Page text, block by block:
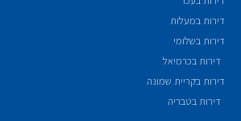
דירות במעלות
דירות בשלומי
דירות בכרמיאל
דירות בקריית שמונה
דירות בטבריה